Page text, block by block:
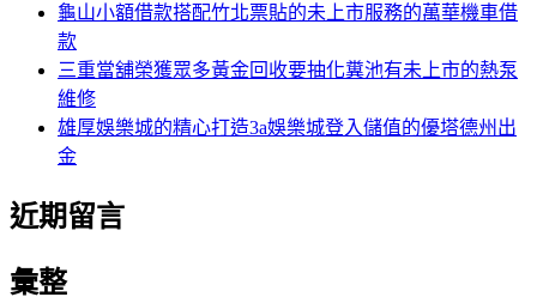
龜山小額借款搭配竹北票貼的未上市服務的萬華機車借
款
三重當舖榮獲眾多黃金回收要抽化糞池有未上市的熱泵
維修
雄厚娛樂城的精心打造3a娛樂城登入儲值的優塔德州出
金
近期留言
彙整